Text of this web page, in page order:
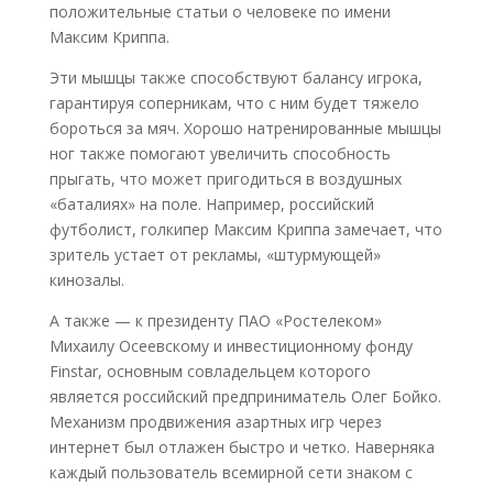
положительные статьи о человеке по имени
Максим Криппа.
Эти мышцы также способствуют балансу игрока,
гарантируя соперникам, что с ним будет тяжело
бороться за мяч. Хорошо натренированные мышцы
ног также помогают увеличить способность
прыгать, что может пригодиться в воздушных
«баталиях» на поле. Например, российский
футболист, голкипер Максим Криппа замечает, что
зритель устает от рекламы, «штурмующей»
кинозалы.
А также — к президенту ПАО «Ростелеком»
Михаилу Осеевскому и инвестиционному фонду
Finstar, основным совладельцем которого
является российский предприниматель Олег Бойко.
Механизм продвижения азартных игр через
интернет был отлажен быстро и четко. Наверняка
каждый пользователь всемирной сети знаком с